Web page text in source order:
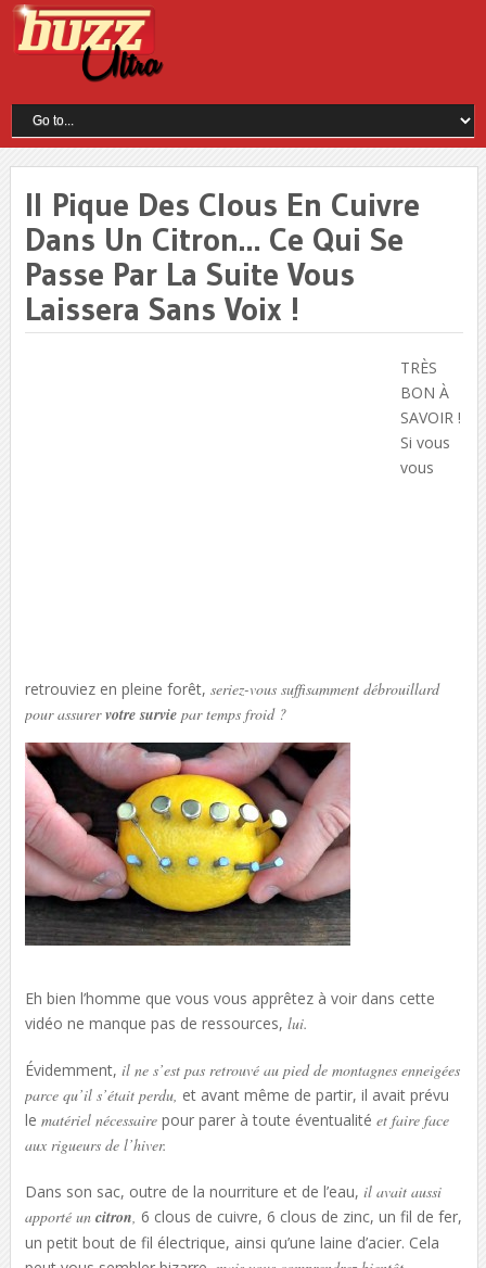
Il Pique Des Clous En Cuivre
Dans Un Citron… Ce Qui Se
Passe Par La Suite Vous
Laissera Sans Voix !
TRÈS
BON À
SAVOIR !
Si vous
vous
retrouviez en pleine forêt, seriez-vous suffisamment débrouillard
pour assurervotre surviepar temps froid ?
Eh bien l’homme que vous vous apprêtez à voir dans cette
vidéo ne manque pas de ressources, lui.
Évidemment, il ne s’est pas retrouvé au pied de montagnes enneigées
parce qu’il s’était perdu, et avant même de partir, il avait prévu
le matériel nécessairepour parer à toute éventualité et faire face
aux rigueurs de l’hiver.
Dans son sac, outre de la nourriture et de l’eau, il avait aussi
apporté un citron 6 clous de cuivre, 6 clous de zinc, un fil de fer,
un petit bout de fil électrique, ainsi qu’une laine d’acier. Cela